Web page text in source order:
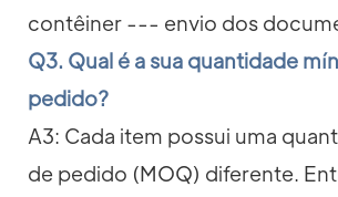
contêiner --- envio dos
Q3. Qual é a sua quantidade
pedido?
A3: Cada item possui uma
de pedido (MOQ) diferente.